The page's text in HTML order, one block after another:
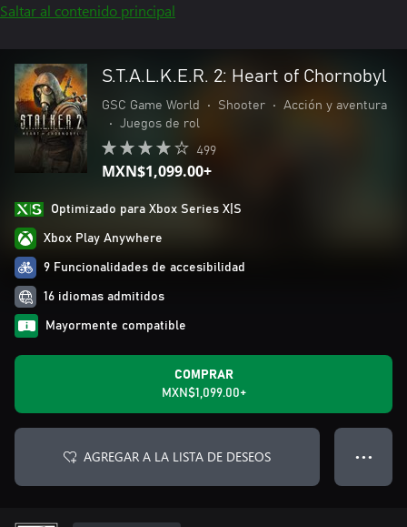
Saltar al contenido principal
S.T.A.L.K.E.R. 2: Heart of Chornobyl
GSC Game World • Shooter •
Acción y aventura
•
Juegos de rol
499
MXN$1,099.00+
Optimizado para Xbox Series X|S
Xbox Play Anywhere
9 Funcionalidades de accesibilidad
16 idiomas admitidos
Mayormente compatible
COMPRAR
MXN$1,099.00+
AGREGAR A LA LISTA DE DESEOS ● ● ●